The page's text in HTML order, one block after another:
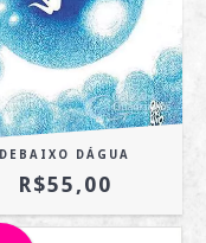
DEBAIXO DÁGUA
R$55,00